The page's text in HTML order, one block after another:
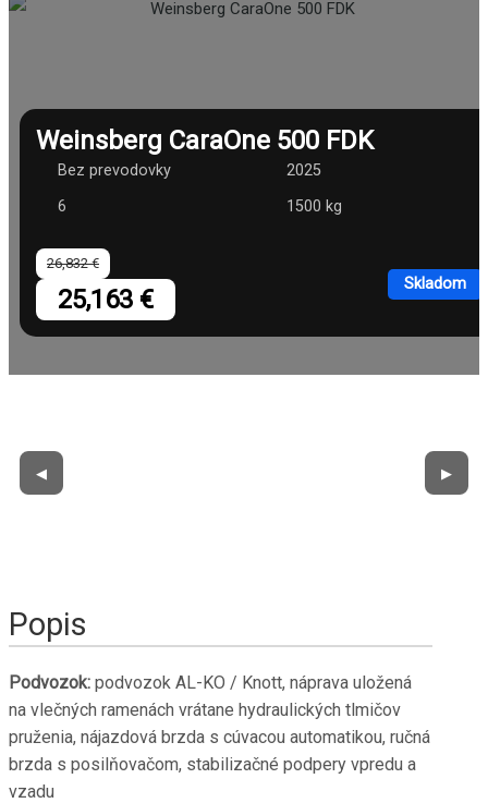
Weinsberg CaraOne 500 FDK
Bez prevodovky
2025
6
1500 kg
26,832 €
25,163 €
Skladom
◀ ▶
Popis
Podvozok: podvozok AL-KO / Knott, náprava uložená
na vlečných ramenách vrátane hydraulických tlmičov
pruženia, nájazdová brzda s cúvacou automatikou, ručná
brzda s posilňovačom, stabilizačné podpery vpredu a
vzadu